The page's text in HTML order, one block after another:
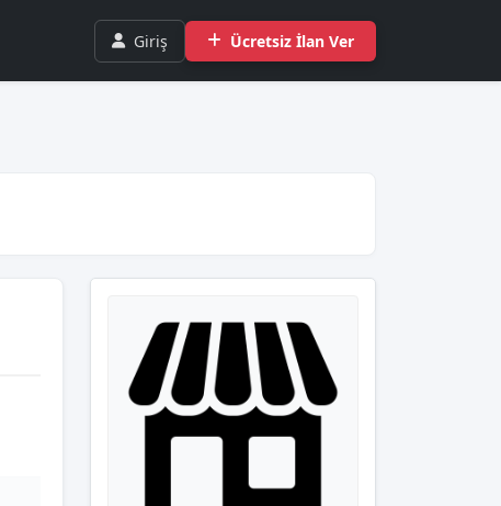
Giriş Ücretsiz İlan Ver